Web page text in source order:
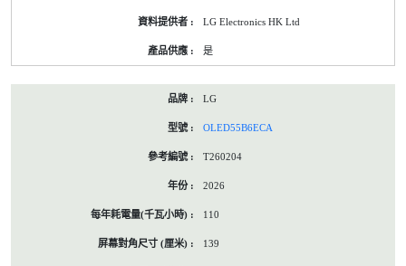
LG Electronics HK Ltd
是
LG
OLED55B6ECA
T260204
2026
110
139